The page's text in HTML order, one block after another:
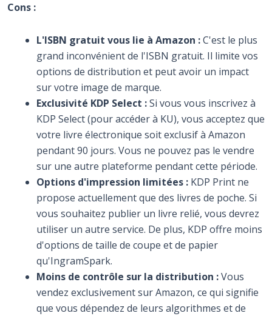
Cons :
L'ISBN gratuit vous lie à Amazon :C'est le plus
grand inconvénient de l'ISBN gratuit. Il limite vos
options de distribution et peut avoir un impact
sur votre image de marque.
Exclusivité KDP Select :Si vous vous inscrivez à
KDP Select (pour accéder à KU), vous acceptez que
votre livre électronique soit exclusif à Amazon
pendant 90 jours. Vous ne pouvez pas le vendre
sur une autre plateforme pendant cette période.
Options d'impression limitées : KDP Print ne
propose actuellement que des livres de poche. Si
vous souhaitez publier un livre relié, vous devrez
utiliser un autre service. De plus, KDP offre moins
d'options de taille de coupe et de papier
qu'IngramSpark.
Moins de contrôle sur la distribution :Vous
vendez exclusivement sur Amazon, ce qui signifie
que vous dépendez de leurs algorithmes et de